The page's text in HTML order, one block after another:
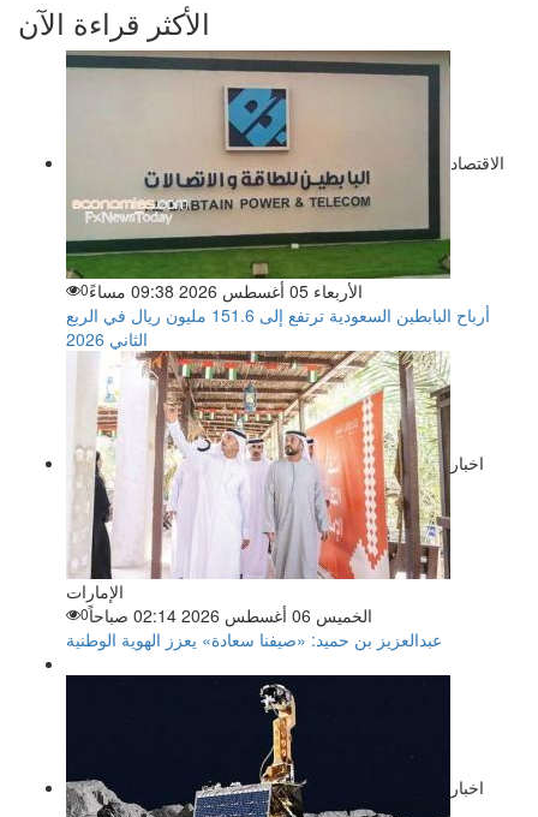
الأكثر قراءة الآن
الاقتصاد
الأربعاء 05 أغسطس 2026 09:38 مساءً 0
أرباح البابطين السعودية ترتفع إلى 151.6 مليون ريال في الربع
الثاني 2026
اخبار
الإمارات
الخميس 06 أغسطس 2026 02:14 صباحاً
0
عبدالعزيز بن حميد: «صيفنا سعادة» يعزز الهوية الوطنية
اخبار